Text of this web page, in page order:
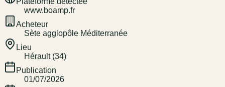
www.boamp.fr
Acheteur
Sète agglopôle Méditerranée
Lieu
Hérault (34)
Publication
01/07/2026